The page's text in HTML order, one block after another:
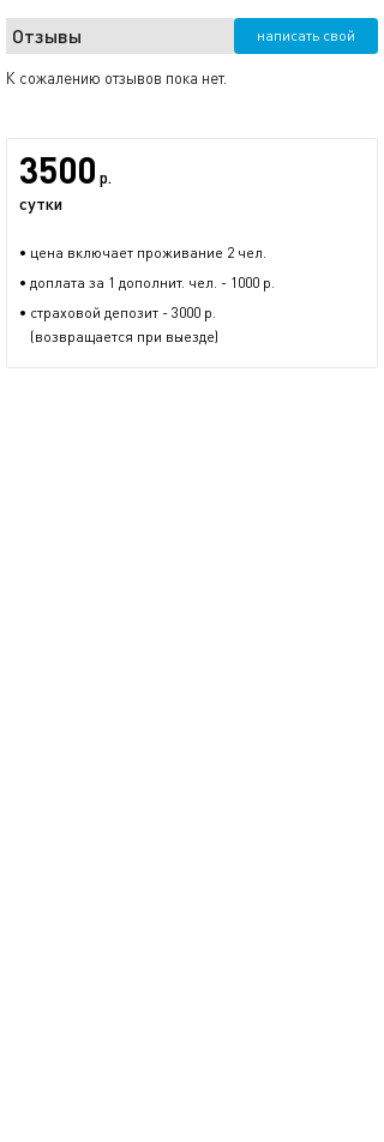
Отзывы написать свой
К сожалению отзывов пока нет.
3500 р.
сутки
• цена включает проживание 2 чел.
• доплата за 1 дополнит. чел. - 1000 р.
• страховой депозит - 3000 р.
(возвращается при выезде)